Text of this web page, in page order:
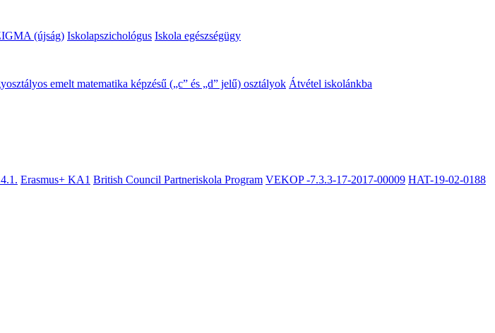
(újság) Iskolapszichológus Iskola egészségügy
emelt matematika képzésű („c” és „d” jelű) osztályok Átvétel iskolánkba
Erasmus+ KA1 British Council Partneriskola Program VEKOP -7.3.3-17-2017-00009 HAT-19-02-0188